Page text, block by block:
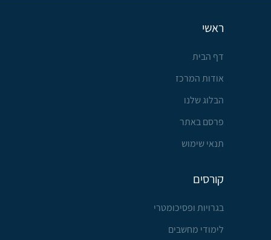
ראשי
דף הבית
אודות המרכז
הבלוג שלנו
פרסם באתר
תנאי שימוש
קורסים
בגרויות ופסיכומטרי
לימודי מחשבים